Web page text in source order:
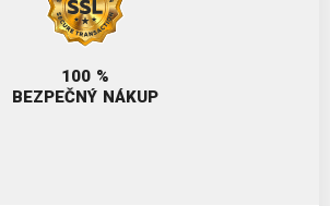
100 %
BEZPEČNÝ NÁKUP